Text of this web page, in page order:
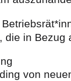
die in Bezug
von